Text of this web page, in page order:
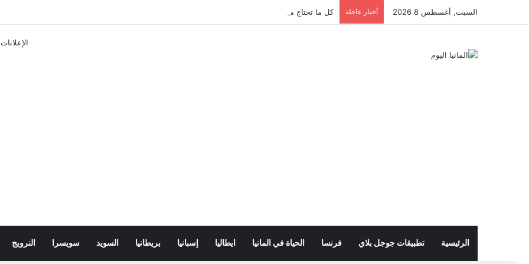
السبت, أغسطس 8 2026 أخبار عاجلة كل ما تحتاج معرفته عن تذاكر ووسائل النقل في باريس 2025
الإعلانات
الرئيسية تطبيقات جوجل بلاي فرنسا الحياة في المانيا ايطاليا إسبانيا بريطانيا السويد سويسرا النرويج